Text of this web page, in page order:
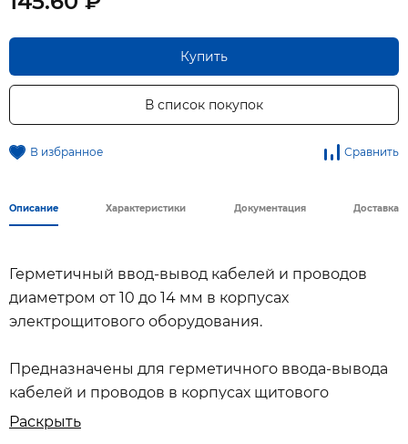
Купить
В список покупок
В избранное Сравнить
Описание Характеристики Документация Доставка
Герметичный ввод-вывод кабелей и проводов
диаметром от 10 до 14 мм в корпусах
электрощитового оборудования.
Предназначены для герметичного ввода-вывода
кабелей и проводов в корпусах щитового
электрооборудования.
Раскрыть